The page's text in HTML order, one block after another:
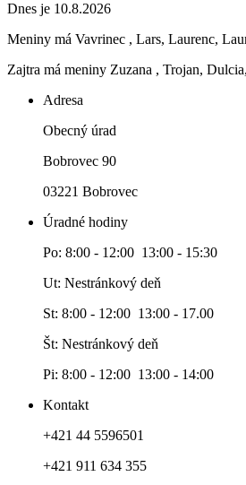
Dnes je 10.8.2026
Meniny má Vavrinec , Lars, Laurenc,
Zajtra má meniny Zuzana , Trojan,
Adresa
Obecný úrad
Bobrovec 90
03221 Bobrovec
Úradné hodiny
Po: 8:00 - 12:00 13:00 - 15:30
Ut: Nestránkový deň
St: 8:00 - 12:00 13:00 - 17.00
Št: Nestránkový deň
Pi: 8:00 - 12:00 13:00 - 14:00
Kontakt
+421 44 5596501
+421 911 634 355